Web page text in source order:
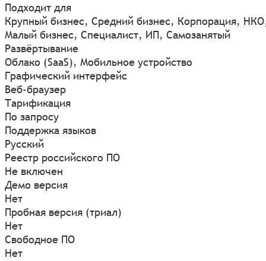
Подходит для
Крупный бизнес, Средний бизнес, Корпорация,
Малый бизнес, Специалист, ИП, Самозанятый
Развёртывание
Облако (SaaS), Мобильное устройство
Графический интерфейс
Веб-браузер
Тарификация
По запросу
Поддержка языков
Русский
Реестр российского ПО
Не включен
Демо версия
Нет
Пробная версия (триал)
Нет
Свободное ПО
Нет